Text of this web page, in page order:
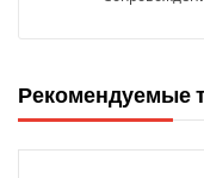
Рекомендуемые